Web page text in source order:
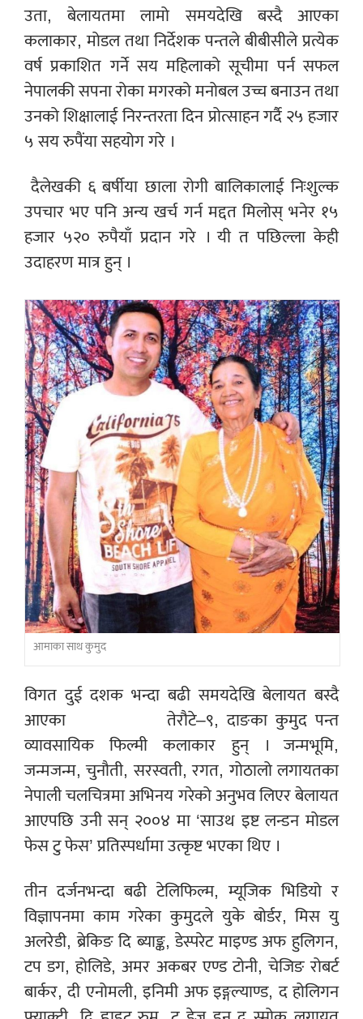
उता, बेलायतमा लामो समयदेखि बस्दै आएका
कलाकार, मोडल तथा निर्देशक पन्तले बीबीसीले प्रत्येक
वर्ष प्रकाशित गर्ने सय महिलाको सूचीमा पर्न सफल
नेपालकी सपना रोका मगरको मनोबल उच्च बनाउन तथा
उनको शिक्षालाई निरन्तरता दिन प्रोत्साहन गर्दै २५ हजार
५ सय रुपैंया सहयोग गरे ।
दैलेखकी ६ बर्षीया छाला रोगी बालिकालाई निःशुल्क
उपचार भए पनि अन्य खर्च गर्न मद्दत मिलोस् भनेर १५
हजार ५२० रुपैयाँ प्रदान गरे । यी त पछिल्ला केही
उदाहरण मात्र हुन् ।
आमाका साथ कुमुद
विगत दुई दशक भन्दा बढी समयदेखि बेलायत बस्दै
आएका
तेरौटे–९, दाङका कुमुद पन्त
व्यावसायिक फिल्मी कलाकार हुन् । जन्मभूमि,
जन्मजन्म, चुनौती, सरस्वती, रगत, गोठालो लगायतका
नेपाली चलचित्रमा अभिनय गरेको अनुभव लिएर बेलायत
आएपछि उनी सन् २००४ मा ‘साउथ इष्ट लन्डन मोडल
फेस टु फेस’ प्रतिस्पर्धामा उत्कृष्ट भएका थिए ।
तीन दर्जनभन्दा बढी टेलिफिल्म, म्यूजिक भिडियो र
विज्ञापनमा काम गरेका कुमुदले युके बोर्डर, मिस यु
अलरेडी, ब्रेकिङ दि ब्याङ्क, डेस्परेट माइण्ड अफ हुलिगन,
टप डग, होलिडे, अमर अकबर एण्ड टोनी, चेजिङ रोबर्ट
बार्कर, दी एनोमली, इनिमी अफ इङ्गल्याण्ड, द होलिगन